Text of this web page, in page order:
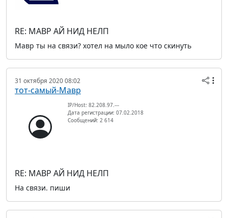
RE: МАВР АЙ НИД НЕЛП
Мавр ты на связи? хотел на мыло кое что скинуть
31 октября 2020 08:02
тот-самый-Мавр
IP/Host: 82.208.97.---
Дата регистрации: 07.02.2018
Сообщений: 2 614
RE: МАВР АЙ НИД НЕЛП
На связи. пиши